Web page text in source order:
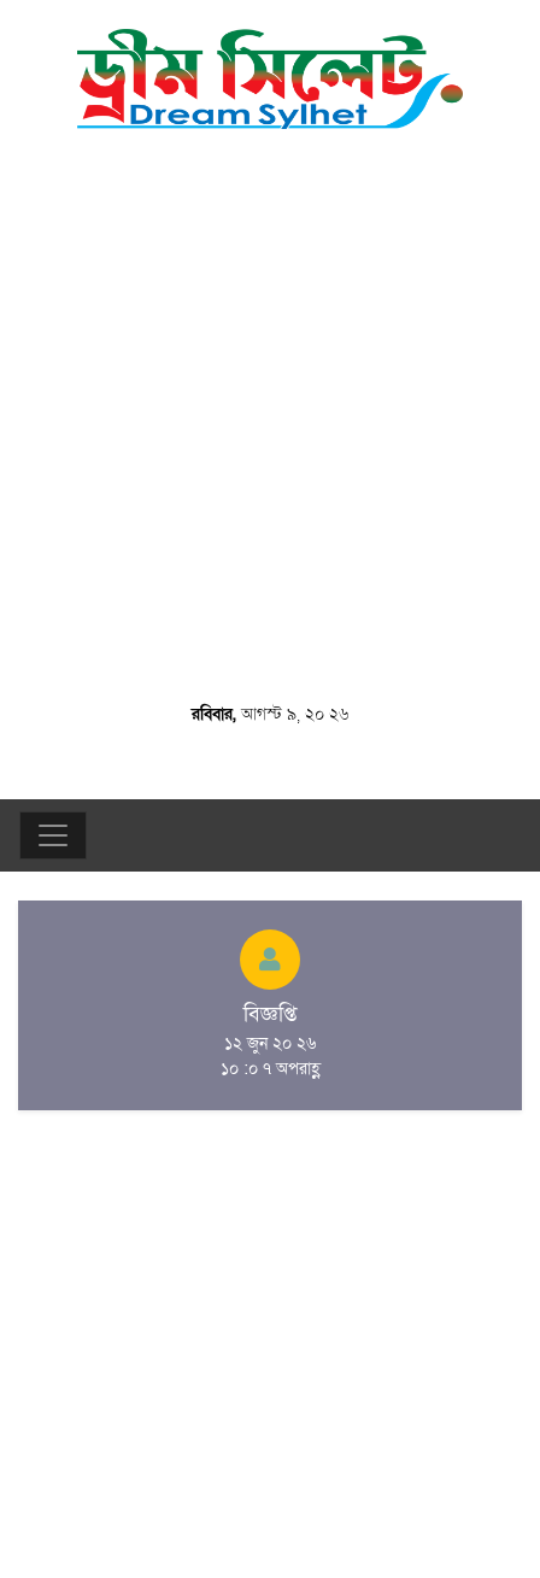
রবিবার,আগস্ট ৯, ২০ ২৬
বিজ্ঞপ্তি
১২ জুন ২০ ২৬
১০ :০ ৭ অপরাহ্ণ